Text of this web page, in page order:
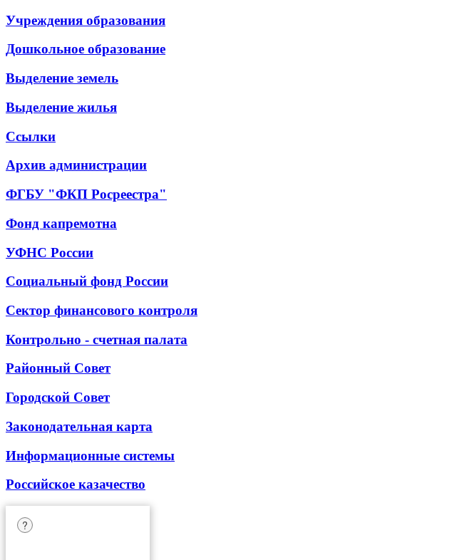
Учреждения образования
Дошкольное образование
Выделение земель
Выделение жилья
Ссылки
Архив администрации
ФГБУ "ФКП Росреестра"
Фонд капремотна
УФНС России
Социальный фонд России
Сектор финансового контроля
Контрольно - счетная палата
Районный Совет
Городской Совет
Законодательная карта
Информационные системы
Российское казачество
?